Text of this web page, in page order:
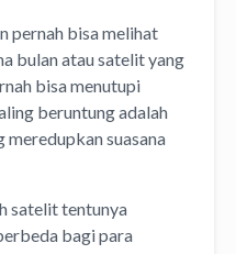
pernah bisa melihat
bulan atau satelit yang
bisa menutupi
beruntung adalah
meredupkan suasana
satelit tentunya
bagi para